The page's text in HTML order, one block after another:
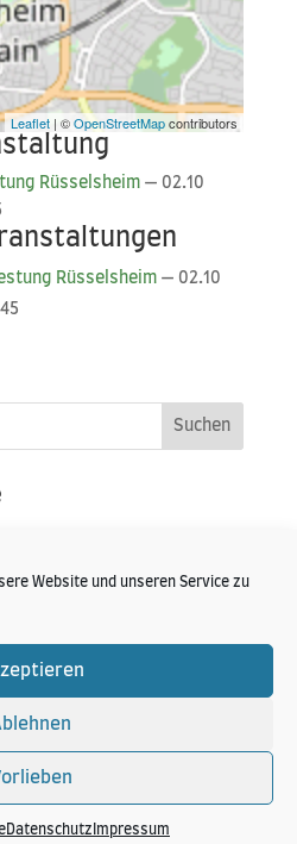
Website und unseren Service zu
Datenschutz Impressum
Leaflet | ©OpenStreetMapcontributors
Rüs­sels­heim— 02.10
Rüs­sels­heim— 02.10
Copyright 2024